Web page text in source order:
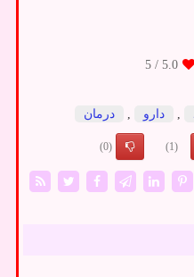
5.0
/ 5
دارو درمان
(1)
(0)